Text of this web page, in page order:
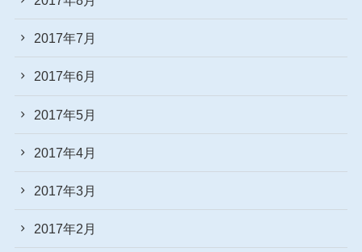
2017年7月
2017年6月
2017年5月
2017年4月
2017年3月
2017年2月